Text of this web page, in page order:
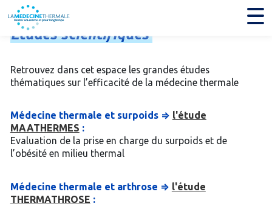
Etudesscientifiques
Retrouvez dans cet espace les grandes études
thématiques sur l’efficacité de la médecine thermale
Médecine thermale et surpoids ⇒ l'étude
MAATHERMES :
Evaluation de la prise en charge du surpoids et de
l’obésité en milieu thermal
Médecine thermale et arthrose ⇒ l'étude
THERMATHROSE :